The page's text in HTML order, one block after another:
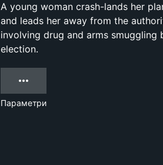
A young woman crash-lands her
and leads her away from the
involving drug and arms
election.
Параметри